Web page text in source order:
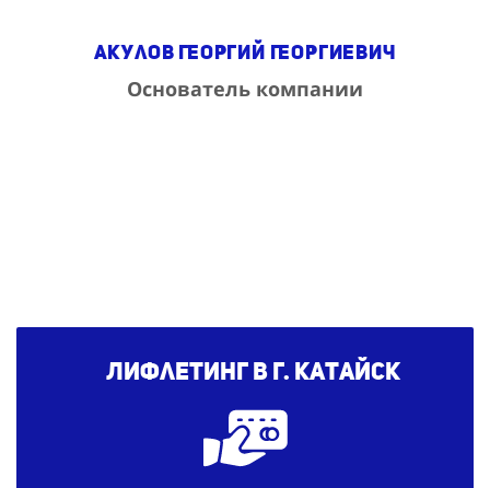
Акулов Георгий Георгиевич
Основатель компании
Лифлетинг в г. Катайск